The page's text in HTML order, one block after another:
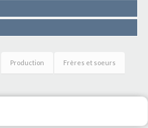
Production Frères et soeurs